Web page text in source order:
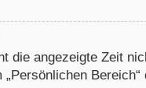
die angezeigte Zeit